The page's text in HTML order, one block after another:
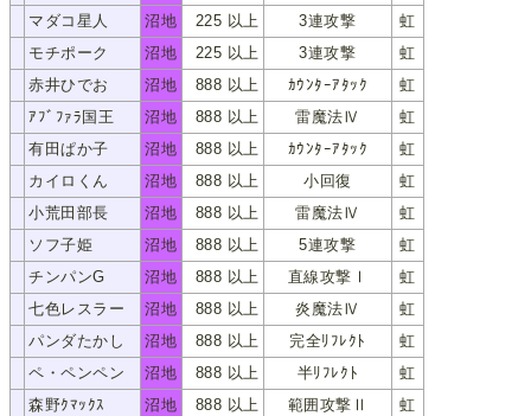
マダコ星人 沼地 225 以上 3連攻撃 虹
モチポーク 沼地 225 以上 3連攻撃 虹
赤井ひでお 沼地 888 以上 ｶｳﾝﾀｰｱﾀｯｸ 虹
ｱﾌﾞﾌｧﾗ国王 沼地 888 以上 雷魔法Ⅳ 虹
有田ぱか子 沼地 888 以上 ｶｳﾝﾀｰｱﾀｯｸ 虹
カイロくん 沼地 888 以上 小回復 虹
小荒田部長 沼地 888 以上 雷魔法Ⅳ 虹
ソフ子姫 沼地 888 以上 5連攻撃 虹
チンパンG 沼地 888 以上 直線攻撃Ⅰ 虹
七色レスラー 沼地 888 以上 炎魔法Ⅳ 虹
パンダたかし 沼地 888 以上 完全ﾘﾌﾚｸﾄ 虹
ペ・ペンペン 沼地 888 以上 半ﾘﾌﾚｸﾄ 虹
森野ｸﾏｯｸｽ 沼地 888 以上 範囲攻撃Ⅱ 虹